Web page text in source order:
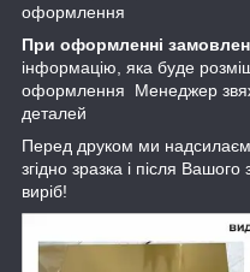
оформлення
При оформленні
інформацію, яка буде
оформлення Менеджер
деталей
Перед друком ми
згідно зразка і після
виріб!